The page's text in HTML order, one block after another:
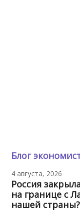
Блог
4 августа, 2026
Россия
на границе с
нашей страны?